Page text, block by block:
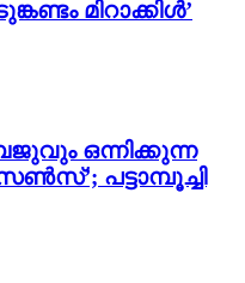
മിറാക്കിൾ’
ഒന്നിക്കുന്ന
പട്ടാമ്പൂച്ചി